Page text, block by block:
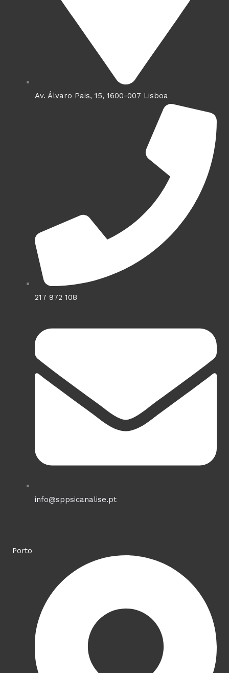
Av. Álvaro Pais, 15, 1600-007 Lisboa
217 972 108
info@sppsicanalise.pt
Porto